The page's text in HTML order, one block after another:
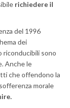
richiedere il
del 1996
dei
riconducibili sono
Anche le
che offendono la
morale